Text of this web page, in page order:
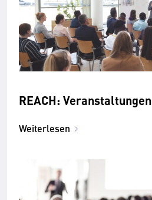
REACH: Veranstaltungen
Weiterlesen